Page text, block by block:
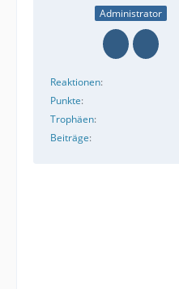
Administrator
Reaktionen
Punkte
Trophäen
Beiträge